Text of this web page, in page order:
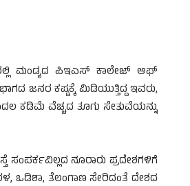
ಮಂಡ್ಯದ ಪಿಇಎಸ್ ಕಾಲೇಜ್ ಆಫ್
ಜನರ ಕಷ್ಟಕ್ಕೆ ಮಿಡಿಯುತ್ತಿದ್ದ ಇವರು,
ಕಡಿಮೆ ವೆಚ್ಚದ ತೂಗು ಸೇತುವೆಯನ್ನು
ನೂರಾರು ಪ್ರದೇಶಗಳಿಗೆ
ಒಡಿಶಾ, ತೆಲಂಗಾಣ ಸೇರಿದಂತೆ ದೇಶದ